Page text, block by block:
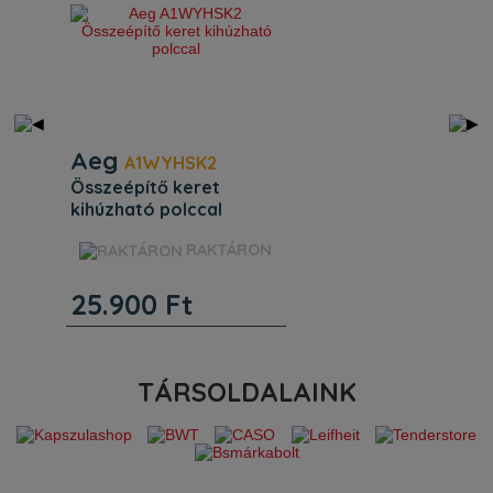
*Kitöltésük kötelező!
Aeg A1WYHSK2
összeépítő keret
kihúzható polccal
Beépítés. Magasság (mm) :
65. Szélesség (mm) : 610.
jellemzők. Termékkód
(PNC): 902 986 628. EAN
polccal. A mosógép és a
RAKTÁRON
25.900 Ft
TÁRSOLDALAINK